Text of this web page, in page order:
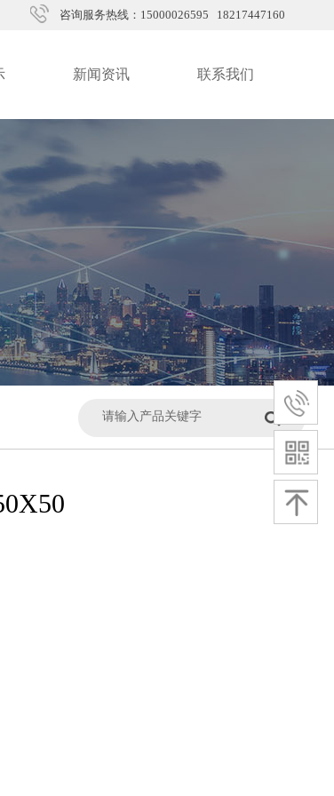
咨询服务热线：15000026595 18217447160
新闻资讯 联系我们